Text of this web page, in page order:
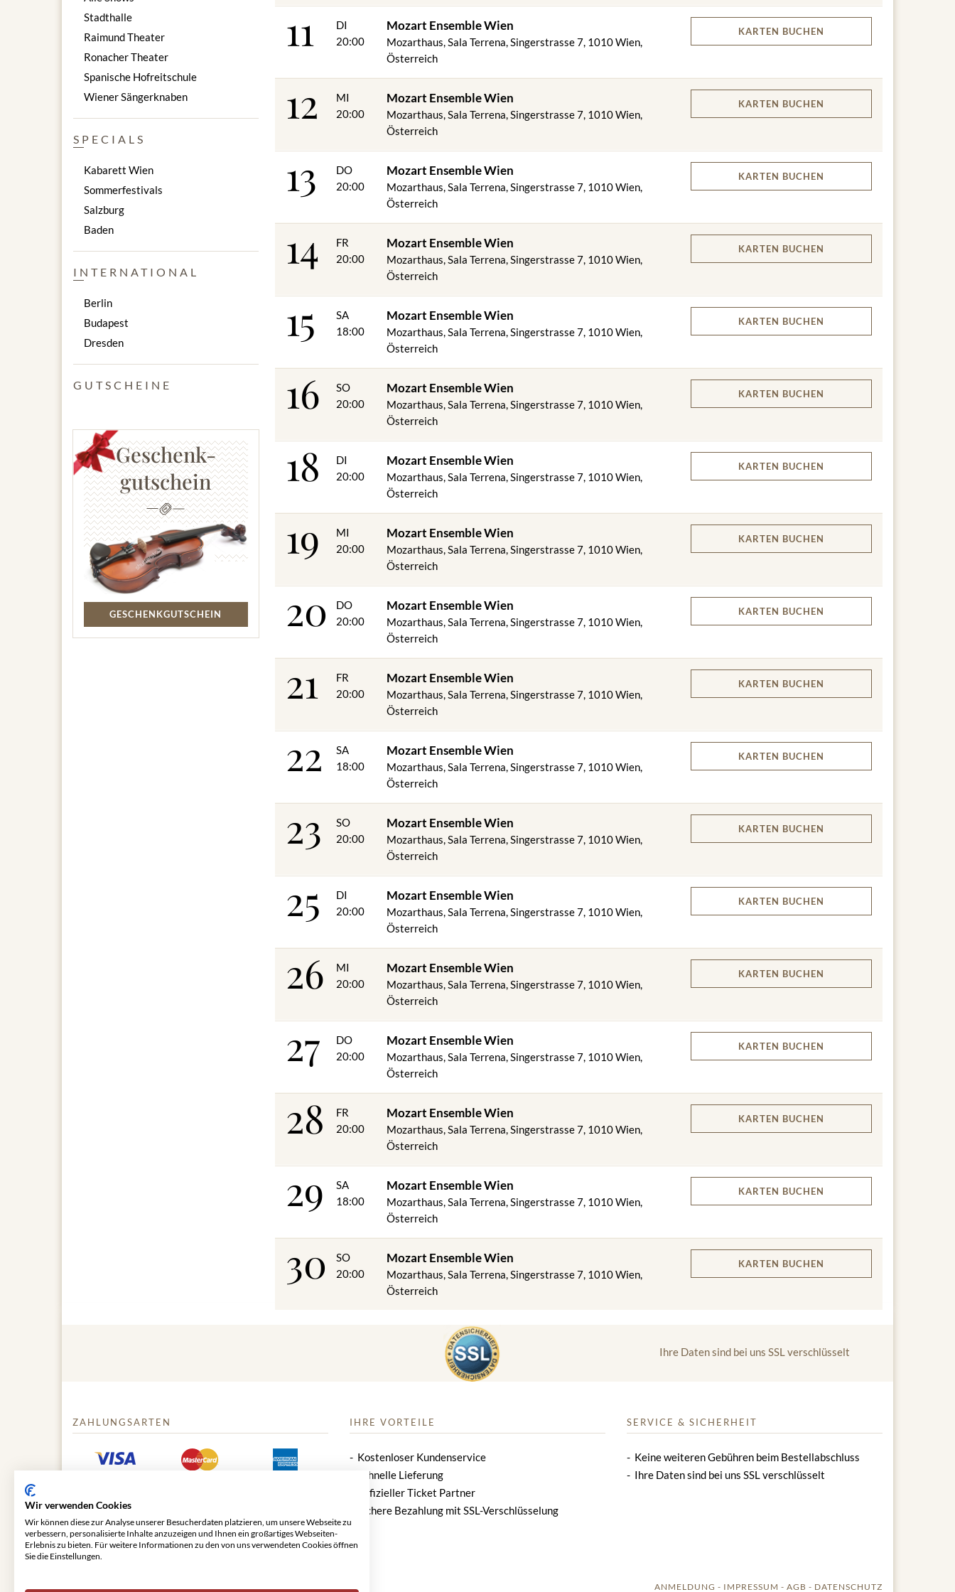
11
DI
20:00
Mozart Ensemble Wien
Mozarthaus, Sala Terrena, Singerstrasse 7, 1010 Wien,
Österreich
KARTEN BUCHEN
12
MI
20:00
Mozart Ensemble Wien
Mozarthaus, Sala Terrena, Singerstrasse 7, 1010 Wien,
Österreich
KARTEN BUCHEN
13
DO
20:00
Mozart Ensemble Wien
Mozarthaus, Sala Terrena, Singerstrasse 7, 1010 Wien,
Österreich
KARTEN BUCHEN
14
FR
20:00
Mozart Ensemble Wien
Mozarthaus, Sala Terrena, Singerstrasse 7, 1010 Wien,
Österreich
KARTEN BUCHEN
15
SA
18:00
Mozart Ensemble Wien
Mozarthaus, Sala Terrena, Singerstrasse 7, 1010 Wien,
Österreich
KARTEN BUCHEN
16
SO
20:00
Mozart Ensemble Wien
Mozarthaus, Sala Terrena, Singerstrasse 7, 1010 Wien,
Österreich
KARTEN BUCHEN
18
DI
20:00
Mozart Ensemble Wien
Mozarthaus, Sala Terrena, Singerstrasse 7, 1010 Wien,
Österreich
KARTEN BUCHEN
19
MI
20:00
Mozart Ensemble Wien
Mozarthaus, Sala Terrena, Singerstrasse 7, 1010 Wien,
Österreich
KARTEN BUCHEN
20
DO
20:00
Mozart Ensemble Wien
Mozarthaus, Sala Terrena, Singerstrasse 7, 1010 Wien,
Österreich
KARTEN BUCHEN
21
FR
20:00
Mozart Ensemble Wien
Mozarthaus, Sala Terrena, Singerstrasse 7, 1010 Wien,
Österreich
KARTEN BUCHEN
22
SA
18:00
Mozart Ensemble Wien
Mozarthaus, Sala Terrena, Singerstrasse 7, 1010 Wien,
Österreich
KARTEN BUCHEN
23
SO
20:00
Mozart Ensemble Wien
Mozarthaus, Sala Terrena, Singerstrasse 7, 1010 Wien,
Österreich
KARTEN BUCHEN
25
DI
20:00
Mozart Ensemble Wien
Mozarthaus, Sala Terrena, Singerstrasse 7, 1010 Wien,
Österreich
KARTEN BUCHEN
26
MI
20:00
Mozart Ensemble Wien
Mozarthaus, Sala Terrena, Singerstrasse 7, 1010 Wien,
Österreich
KARTEN BUCHEN
27
DO
20:00
Mozart Ensemble Wien
Mozarthaus, Sala Terrena, Singerstrasse 7, 1010 Wien,
Österreich
KARTEN BUCHEN
28
FR
20:00
Mozart Ensemble Wien
Mozarthaus, Sala Terrena, Singerstrasse 7, 1010 Wien,
Österreich
KARTEN BUCHEN
29
SA
18:00
Mozart Ensemble Wien
Mozarthaus, Sala Terrena, Singerstrasse 7, 1010 Wien,
Österreich
KARTEN BUCHEN
30
SO
20:00
Mozart Ensemble Wien
Mozarthaus, Sala Terrena, Singerstrasse 7, 1010 Wien,
Österreich
KARTEN BUCHEN
Stadthalle
Raimund Theater
Ronacher Theater
Spanische Hofreitschule
Wiener Sängerknaben
SPECIALS
Kabarett Wien
Sommerfestivals
Salzburg
Baden
INTERNATIONAL
Berlin
Budapest
Dresden
GUTSCHEINE
Geschenk-
gutschein
GESCHENKGUTSCHEIN
Ihre Daten sind bei uns SSL verschlüsselt
ZAHLUNGSARTEN IHRE VORTEILE
Kostenloser Kundenservice
Schnelle Lieferung
Offizieller Ticket Partner
Sichere Bezahlung mit SSL-Verschlüsselung
SERVICE & SICHERHEIT
Keine weiteren Gebühren beim Bestellabschluss
Ihre Daten sind bei uns SSL verschlüsselt
ANMELDUNG IMPRESSUM AGB DATENSCHUTZ
Wir verwenden Cookies
Wir können diese zur Analyse unserer Besucherdaten platzieren, um unsere Webseite zu
verbessern, personalisierte Inhalte anzuzeigen und Ihnen ein großartiges Webseiten-
Erlebnis zu bieten. Für weitere Informationen zu den von uns verwendeten Cookies öffnen
Sie die Einstellungen.